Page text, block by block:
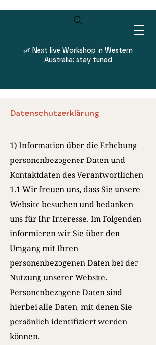
🌿 Next live Workshop in Western
Australia: stay tuned
Datenschutzerklärung
1) Information über die Erhebung
personenbezogener Daten und
Kontaktdaten des Verantwortlichen
1.1 Wir freuen uns, dass Sie unsere
Website besuchen und bedanken
uns für Ihr Interesse. Im Folgenden
informieren wir Sie über den
Umgang mit Ihren
personenbezogenen Daten bei der
Nutzung unserer Website.
Personenbezogene Daten sind
hierbei alle Daten, mit denen Sie
persönlich identifiziert werden
können.